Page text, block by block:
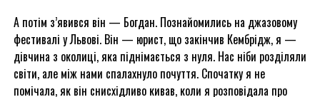
А потім з’явився він — Богдан. Познайомились на джазовому
фестивалі у Львові. Він — юрист, що закінчив Кембрідж, я —
дівчина з околиці, яка піднімається з нуля. Нас ніби розділяли
світи, але між нами спалахнуло почуття. Спочатку я не
помічала, як він снисхідливо кивав, коли я розповідала про